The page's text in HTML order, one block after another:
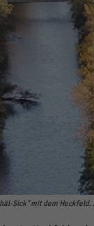
Sick" mit dem
Sie unter 16 Jahre
müssen Sie Ihre
Cookies
während
Informationen über
Sie eine
zu ganzen
und so nur